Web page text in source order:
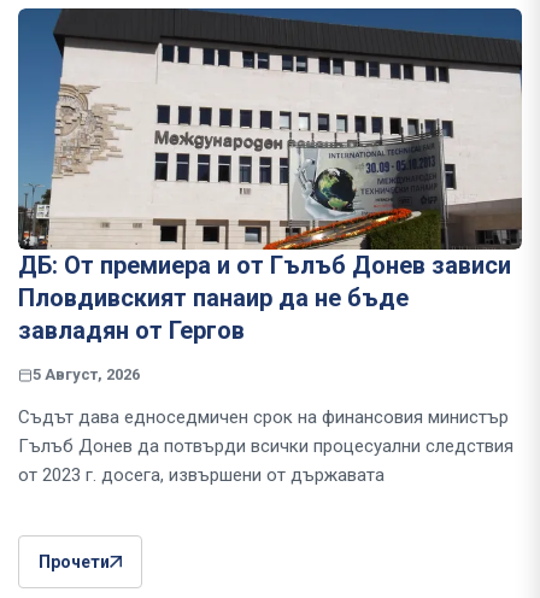
ДБ: От премиера и от Гълъб Донев зависи
Пловдивският панаир да не бъде
завладян от Гергов
5 Август, 2026
Съдът дава едноседмичен срок на финансовия министър
Гълъб Донев да потвърди всички процесуални следствия
от 2023 г. досега, извършени от държавата
Прочети